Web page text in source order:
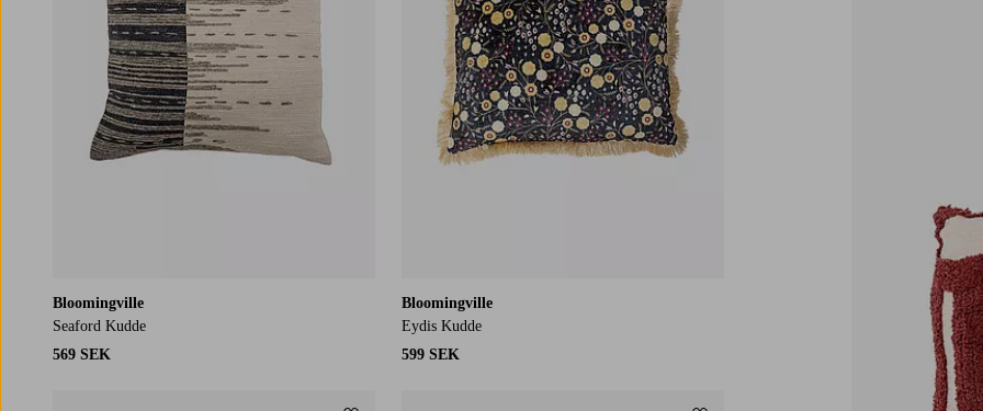
Bloomingville
Seaford Kudde
569 SEK
Bloomingville
Eydis Kudde
599 SEK